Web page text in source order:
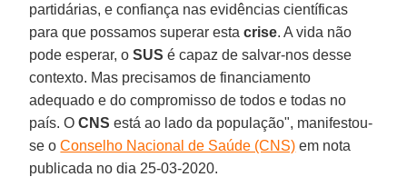
partidárias, e confiança nas evidências científicas
para que possamos superar estacrise. A vida não
pode esperar, oSUS é capaz de salvar-nos desse
contexto. Mas precisamos de financiamento
adequado e do compromisso de todos e todas no
país. OCNS está ao lado da população", manifestou-
se oConselho Nacional de Saúde (CNS) em nota
publicada no dia 25-03-2020.